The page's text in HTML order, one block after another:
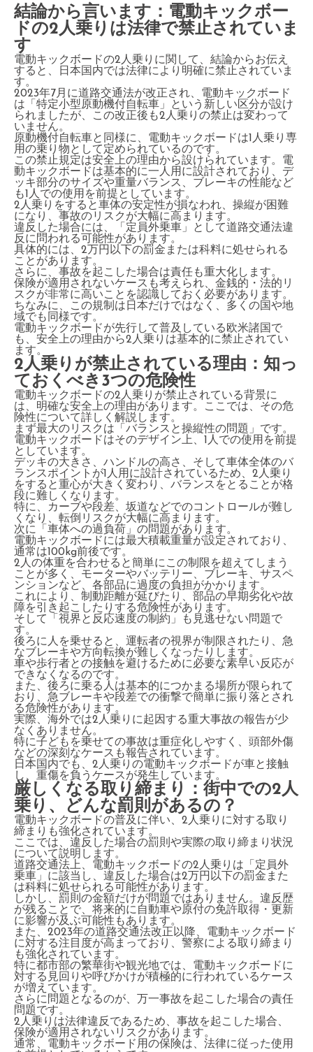
結論から言います：電動キックボー
ドの2人乗りは法律で禁止されていま
す
電動キックボードの2人乗りに関して、結論からお伝え
すると、日本国内では法律により明確に禁止されていま
す。
2023年7月に道路交通法が改正され、電動キックボード
は「特定小型原動機付自転車」という新しい区分が設け
られましたが、この改正後も2人乗りの禁止は変わって
いません。
原動機付自転車と同様に、電動キックボードは1人乗り専
用の乗り物として定められているのです。
この禁止規定は安全上の理由から設けられています。電
動キックボードは基本的に一人用に設計されており、デ
ッキ部分のサイズや重量バランス、ブレーキの性能など
も1人での使用を前提としています。
2人乗りをすると車体の安定性が損なわれ、操縦が困難
になり、事故のリスクが大幅に高まります。
違反した場合には、「定員外乗車」として道路交通法違
反に問われる可能性があります。
具体的には、2万円以下の罰金または科料に処せられる
ことがあります。
さらに、事故を起こした場合は責任も重大化します。
保険が適用されないケースも考えられ、金銭的・法的リ
スクが非常に高いことを認識しておく必要があります。
ちなみに、この規制は日本だけではなく、多くの国や地
域でも同様です。
電動キックボードが先行して普及している欧米諸国で
も、安全上の理由から2人乗りは基本的に禁止されてい
ます。
2人乗りが禁止されている理由：知っ
ておくべき3つの危険性
電動キックボードの2人乗りが禁止されている背景に
は、明確な安全上の理由があります。ここでは、その危
険性について詳しく解説します。
まず最大のリスクは「バランスと操縦性の問題」です。
電動キックボードはそのデザイン上、1人での使用を前提
としています。
デッキの大きさ、ハンドルの高さ、そして車体全体のバ
ランスポイントが1人用に設計されているため、2人乗り
をすると重心が大きく変わり、バランスをとることが格
段に難しくなります。
特に、カーブや段差、坂道などでのコントロールが難し
くなり、転倒リスクが大幅に高まります。
次に「車体への過負荷」の問題があります。
電動キックボードには最大積載重量が設定されており、
通常は100kg前後です。
2人の体重を合わせると簡単にこの制限を超えてしまう
ことが多く、モーターやバッテリー、ブレーキ、サスペ
ンションなど、各部品に過度の負担がかかります。
これにより、制動距離が延びたり、部品の早期劣化や故
障を引き起こしたりする危険性があります。
そして「視界と反応速度の制約」も見逃せない問題で
す。
後ろに人を乗せると、運転者の視界が制限されたり、急
なブレーキや方向転換が難しくなったりします。
車や歩行者との接触を避けるために必要な素早い反応が
できなくなるのです。
また、後ろに乗る人は基本的につかまる場所が限られて
おり、急ブレーキや段差での衝撃で簡単に振り落とされ
る危険性があります。
実際、海外では2人乗りに起因する重大事故の報告が少
なくありません。
特に子どもを乗せての事故は重症化しやすく、頭部外傷
などの深刻なケースも報告されています。
日本国内でも、2人乗りの電動キックボードが車と接触
し、重傷を負うケースが発生しています。
厳しくなる取り締まり：街中での2人
乗り、どんな罰則があるの？
電動キックボードの普及に伴い、2人乗りに対する取り
締まりも強化されています。
ここでは、違反した場合の罰則や実際の取り締まり状況
について説明します。
道路交通法上、電動キックボードの2人乗りは「定員外
乗車」に該当し、違反した場合は2万円以下の罰金また
は科料に処せられる可能性があります。
しかし、罰則の金額だけが問題ではありません。違反歴
が残ることで、将来的に自動車や原付の免許取得・更新
に影響が及ぶ可能性もあります。
また、2023年の道路交通法改正以降、電動キックボード
に対する注目度が高まっており、警察による取り締まり
も強化されています。
特に都市部の繁華街や観光地では、電動キックボードに
対する見回りや呼びかけが積極的に行われているケース
が増えています。
さらに問題となるのが、万一事故を起こした場合の責任
問題です。
2人乗りは法律違反であるため、事故を起こした場合、
保険が適用されないリスクがあります。
通常、電動キックボード用の保険は、法律に従った使用